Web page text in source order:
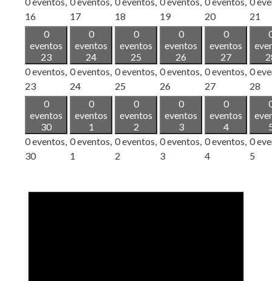
16
17
18
19
20
21
0
eventos
23
0 eventos,
23
0
eventos
24
0 eventos,
24
0
eventos
25
0 eventos,
25
0
eventos
26
0 eventos,
26
0
eventos
27
0 eventos,
27
0
28
0
eventos
30
0 eventos,
30
0
eventos
1
0 eventos,
1
0
eventos
2
0 eventos,
2
0
eventos
3
0 eventos,
3
0
eventos
4
0 eventos,
4
0
5